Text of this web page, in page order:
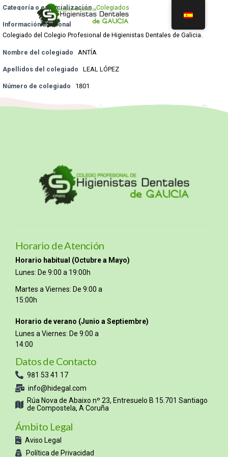
Categoría o especialización Colegiados
Información adicional
Colegiado del Colegio Profesional de Higienistas Dentales de Galicia.
Nombre del colegiado ANTÍA
Apellidos del colegiado LEAL LÓPEZ
Número de colegiado 1801
Horario de Atención
Horario habitual (Octubre a Mayo)
Lunes: De 9:00 a 19:00h
Martes a Viernes: De 9:00 a
15:00h
Horario de verano (Junio a Septiembre)
Lunes a Viernes: De 9:00 a
14:00
Datos de Contacto
981 53 41 17
info@hidegal.com
Rúa Nova de Abaixo nº 23, Entresuelo B 15.701 Santiago
de Compostela, A Coruña
Ámbito Legal
Aviso Legal
Política de Privacidad